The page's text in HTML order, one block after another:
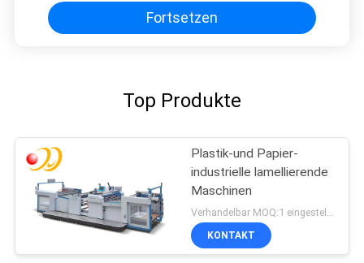
Fortsetzen
Top Produkte
Plastik-und Papier-
industrielle lamellierende
Maschinen
Verhandelbar MOQ:1 eingestellt/Sätze
KONTAKT